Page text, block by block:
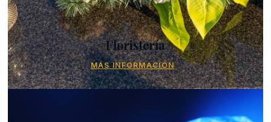
Floristería
MÁS INFORMACIÓN